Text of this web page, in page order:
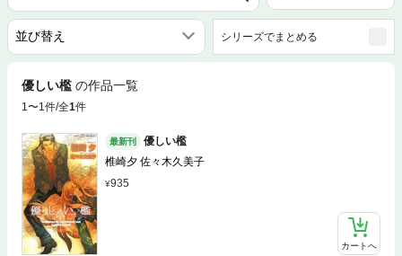
シリーズでまとめる
優しい檻 の作品一覧
1〜1件/全1件
最新刊
優しい檻
椎崎夕 佐々木久美子
935
カートへ